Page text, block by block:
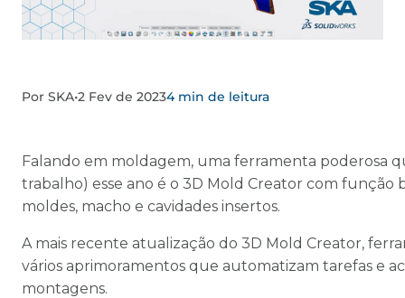
Por SKA•2 Fev de 20234 min de leitura
Falando em moldagem, uma ferramenta poderosa
trabalho) esse ano é o 3D Mold Creator com função
moldes, macho e cavidades insertos.
A mais recente atualização do 3D Mold Creator,
vários aprimoramentos que automatizam tarefas e
montagens.